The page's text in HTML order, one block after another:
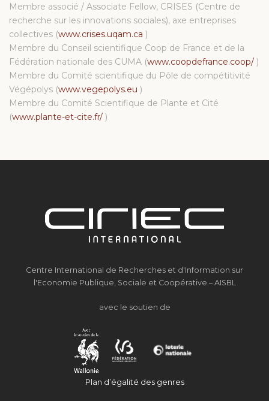
Membre associé / Associate Fellow, CRISES (Centre de
recherche sur les innovations sociales), axe entreprises
collectives (www.crises.uqam.ca )
Membre du Conseil scientifique Coop de France et de la
Fédération nationale des CUMA (www.coopdefrance.coop/ )
Membre du Comité scientifique du Pôle de compétitivité
Végépolys (www.vegepolys.eu )
Membre du Comité Scientifique de Plante et Cité
(www.plante-et-cite.fr/ )
Centre International de Recherches et d'Information sur
l'Economie Publique, Sociale et Coopérative – AISBL
avec le soutien de
Plan d’égalité des genres